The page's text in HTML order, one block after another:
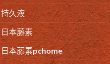
持久液
日本藤素
日本藤素pchome